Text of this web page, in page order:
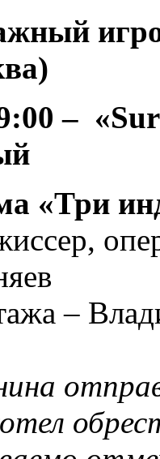
–
«Три
–